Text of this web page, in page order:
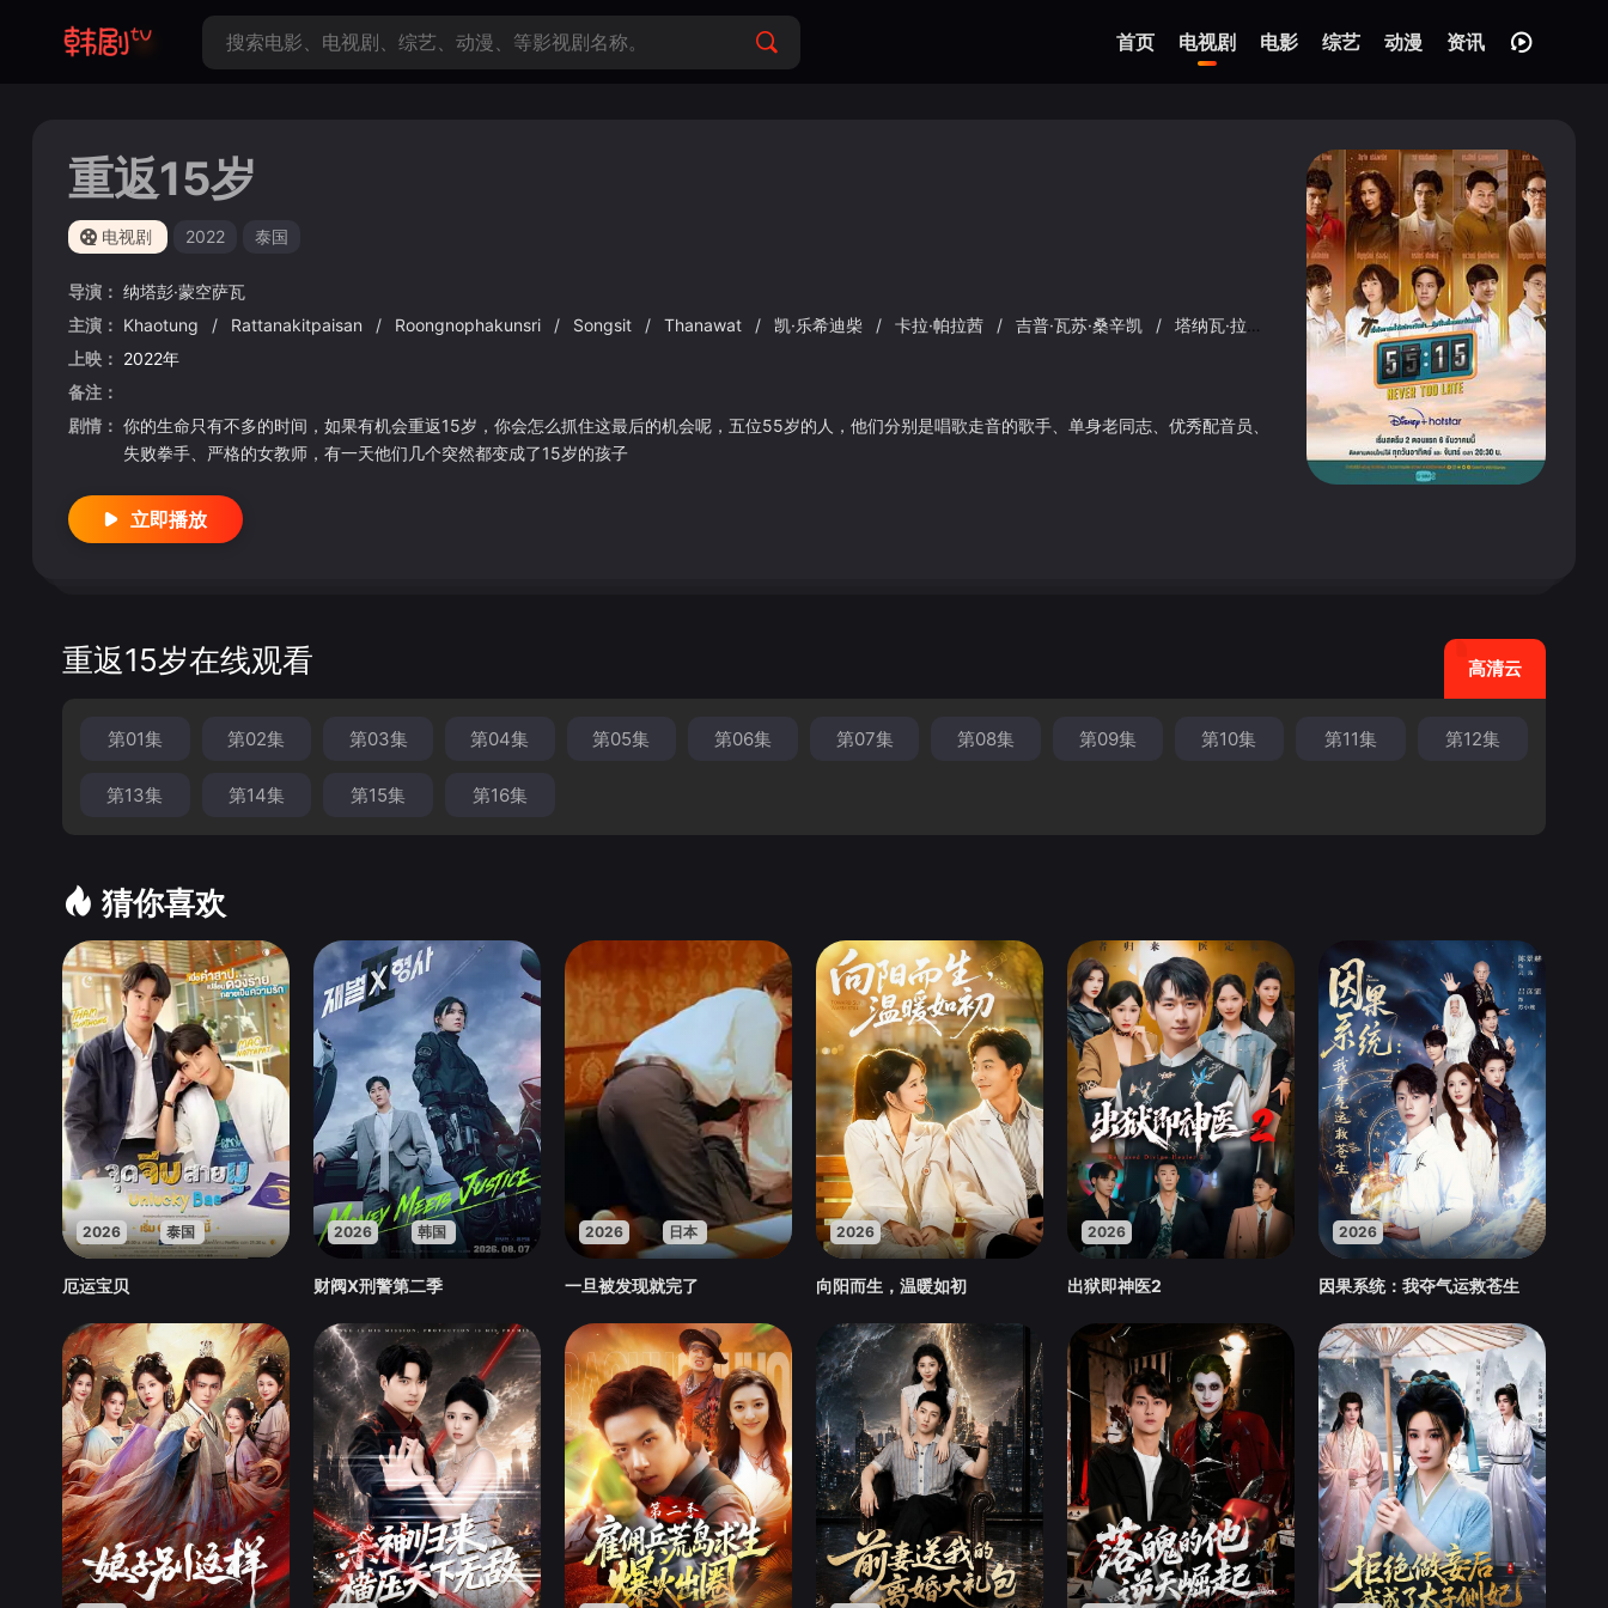
首页 电视剧 电影 综艺 动漫 资讯
重返15岁
电视剧 2022 泰国
导演： 纳塔彭·蒙空萨瓦
主演： Khaotung / Rattanakitpaisan / Roongnophakunsri / Songsit / Thanawat / 凯·乐希迪柴 / 卡拉·帕拉茜 / 吉普·瓦苏·桑辛凯 / 塔纳瓦·拉达纳奇派山 彬雅帕·珍帕诵 /
松希·努诺卡
上映： 2022年
备注：
剧情： 你的生命只有不多的时间，如果有机会重返15岁，你会怎么抓住这最后的机会呢，五位55岁的人，他们分别是唱歌走音的歌手、单身老同志、优秀配音员、
失败拳手、严格的女教师，有一天他们几个突然都变成了15岁的孩子
立即播放
重返15岁在线观看 高清云
第01集 第02集 第03集 第04集 第05集 第06集 第07集 第08集 第09集 第10集 第11集 第12集
第13集 第14集 第15集 第16集
猜你喜欢
2026 泰国
厄运宝贝
2026 韩国
财阀X刑警第二季
2026 日本
一旦被发现就完了
2026
向阳而生，温暖如初
2026
出狱即神医2
2026
因果系统：我夺气运救苍生